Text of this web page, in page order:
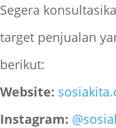
Segera
target penjualan
berikut:
Website:
Instagram: